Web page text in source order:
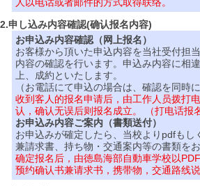
2.申し込み内容確認(确认报名内容)
お申込み内容確認（网上报名）
お客様から頂いた申込内容を当社受付担
内容の確認を行います。申込み内容に相
上、成約といたします。
（お電話にて申込の場合は、確認を同時
收到客人的报名申请后，由工作人员拨打
认，确认无误后则报名成立。 （打电话报
お申込み内容ご案内（書類送付）
お申込みが確定したら、当校よりpdfもし
兼請求書、持ち物・交通案内等の書類を
确定报名后，由徳島海部自動車学校以
预约确认书兼请求书，携带物，交通路线说